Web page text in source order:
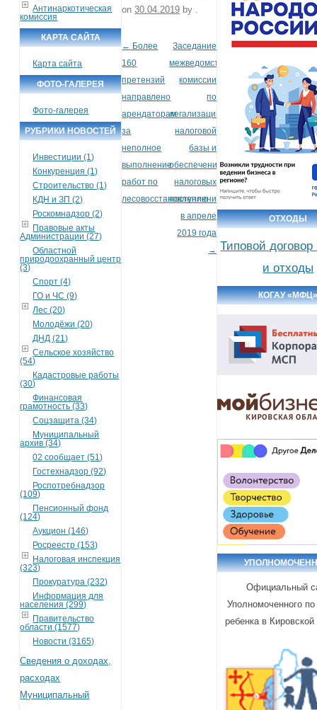
Антинаркотическая
комиссия
КАРТА САЙТА
Карта сайта
ФОТО-ГАЛЕРЕЯ
Фото-галерея
РУБРИКИ НОВОСТЕЙ
Инвестиции (1)
Конкуренция (1)
Строительство (1)
КДН и ЗП (2)
Роскомнадзор (2)
Правовые акты
Администрации (27)
Областной
природоохранный центр
(3)
Спорт (4)
ГО и ЧС (9)
Лес (20)
Молодёжи (20)
ДНД (21)
Сельское хозяйство
(54)
Кадастровые работы
(30)
Финансовая
грамотность (33)
Соцзащита (34)
Муниципальный
архив (34)
02 сообщает (51)
Гостехнадзор (92)
Роспотребнадзор
(109)
Пенсионный фонд
(124)
Аукцион (146)
Росреестр (153)
Налоговая инспекция
(323)
Прокуратура (232)
Информация для
населения (299)
Правительство
области (1577)
Новости (3165)
Сведения о доходах,
расходах
Муниципальный
on30.04.2019 by
Post navigation
← Более
160
претензий
направлено
арендаторам
за
неполное
выполнение
работ по
лесовосстановлению
Заседание
межведомственной
комиссии
по
легализации
налоговой
базы и
обеспечению
налоговых
поступлений
в апреле
2019 года
→
ОТХОДЫ
Типовой
и отходы
КОГАУ
Официальный
Уполномоченного
ребенка в Кировской